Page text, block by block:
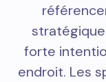
forte
endroit. Les